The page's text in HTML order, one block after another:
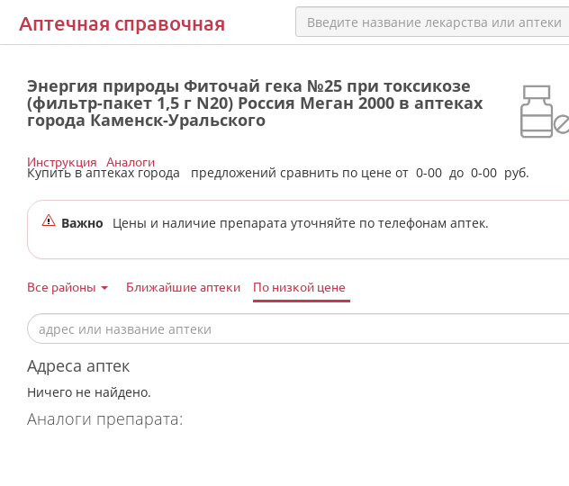
Аптечная справочная
Энергия природы Фиточай гека №25 при токсикозе
(фильтр-пакет 1,5 г N20) Россия Меган 2000 в аптеках
города Каменск-Уральского
Купить в аптеках города предложений сравнить по цене от 0-00 до 0-00 руб.
Инструкция Аналоги
Важно Цены и наличие препарата уточняйте по телефонам аптек.
Все районы Ближайшие аптеки По низкой цене
Адреса аптек
Ничего не найдено.
Аналоги препарата: